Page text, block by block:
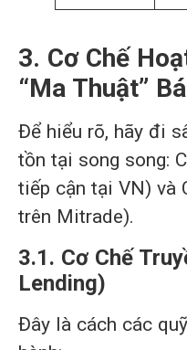
3. Cơ Chế
“Ma Thuật”
Để hiểu rõ, hãy đi
tồn tại song song:
tiếp cận tại VN) và
trên Mitrade).
3.1. Cơ Chế
Lending)
Đây là cách các